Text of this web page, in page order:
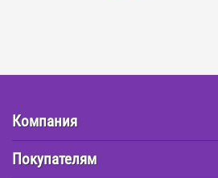
Компания
Покупателям